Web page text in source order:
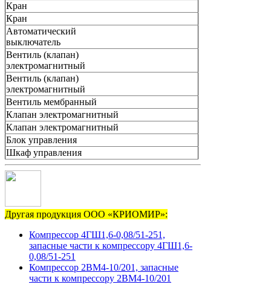
Кран
Кран
Автоматический
выключатель
Вентиль (клапан)
электромагнитный
Вентиль (клапан)
электромагнитный
Вентиль мембранный
Клапан электромагнитный
Клапан электромагнитный
Блок управления
Шкаф управления
Другая продукция ООО «КРИОМИР»:
Компрессор 4ГШ1,6-0,08/51-251,
запасные части к компрессору 4ГШ1,6-
0,08/51-251
Компрессор 2ВМ4-10/201, запасные
части к компрессору 2ВМ4-10/201